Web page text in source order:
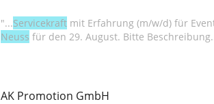
"...Servicekraft
Neuss für den 29. August. Bitte
AK Promotion GmbH